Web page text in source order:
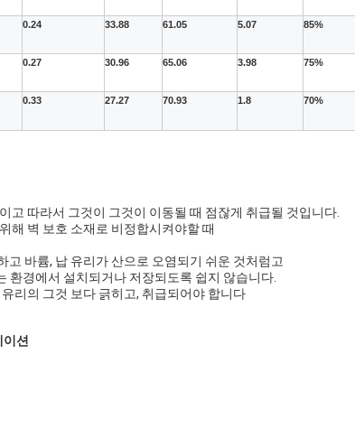
0.24 33.88 61.05 5.07 85%
0.27 30.96 65.06 3.98 75%
0.33 27.27 70.93 1.8 70%
고 따라서 그것이 그것이 이동될 때 점잖게 취급될 것입니다.
해 벽 보호 소재로 비정합시켜야할 때
고 바륨, 납 유리가 산으로 오염되기 쉬운 것처럼고
경에서 설치되거나 저장되도록 쉽지 않습니다.
리의 그것 보다 긁히고, 취급되어야 합니다
션